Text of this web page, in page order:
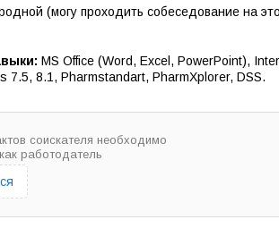
(могу проходить собеседование на
MS Office (Word, Excel, PowerPoint),
7.5, 8.1, Pharmstandart, PharmXplorer, DSS.
соискателя необходимо
работодатель